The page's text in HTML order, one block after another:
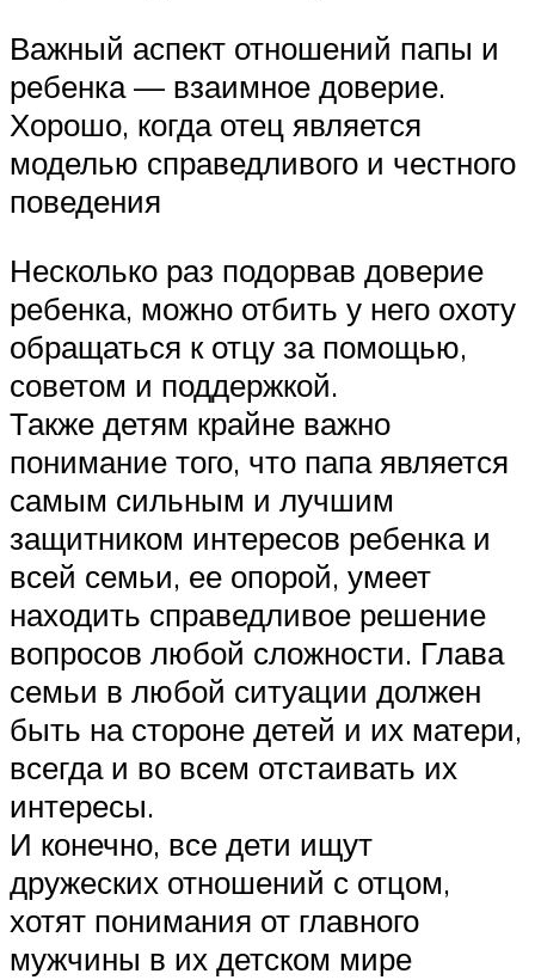
Важный аспект отношений папы и
ребенка — взаимное доверие.
Хорошо, когда отец является
моделью справедливого и честного
поведения
Несколько раз подорвав доверие
ребенка, можно отбить у него охоту
обращаться к отцу за помощью,
советом и поддержкой.
Также детям крайне важно
понимание того, что папа является
самым сильным и лучшим
защитником интересов ребенка и
всей семьи, ее опорой, умеет
находить справедливое решение
вопросов любой сложности. Глава
семьи в любой ситуации должен
быть на стороне детей и их матери,
всегда и во всем отстаивать их
интересы.
И конечно, все дети ищут
дружеских отношений с отцом,
хотят понимания от главного
мужчины в их детском мире